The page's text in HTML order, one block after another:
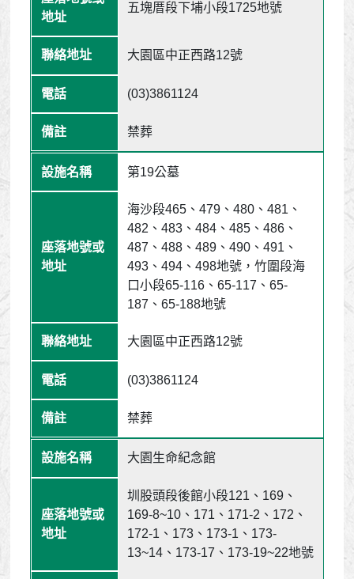
五塊厝段下埔小段1725地號
大園區中正西路12號
(03)3861124
禁葬
第19公墓
海沙段465、479、480、481、
482、483、484、485、486、
487、488、489、490、491、
493、494、498地號，竹圍段海
口小段65-116、65-117、65-
187、65-188地號
大園區中正西路12號
(03)3861124
禁葬
大園生命紀念館
圳股頭段後館小段121、169、
169-8~10、171、171-2、172、
172-1、173、173-1、173-
13~14、173-17、173-19~22地號